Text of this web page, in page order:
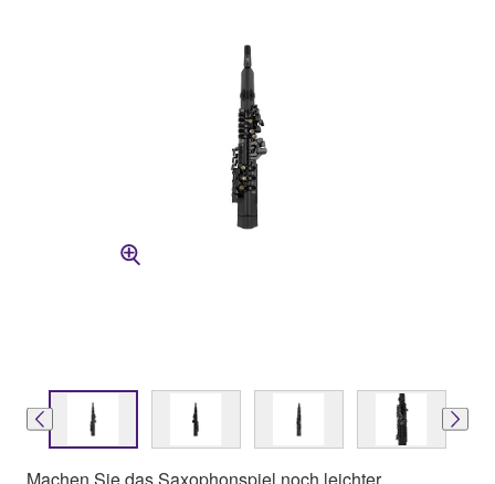
Machen Sie das Saxophonspiel noch leichter